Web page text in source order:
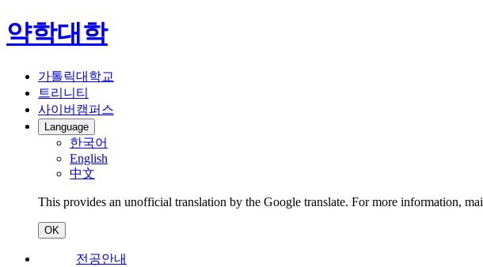
약학대학
가톨릭대학교
트리니티
사이버캠퍼스
Language
한국어
English
中文
This provides an unofficial translation by the Google translate. For more information,
OK
전공안내